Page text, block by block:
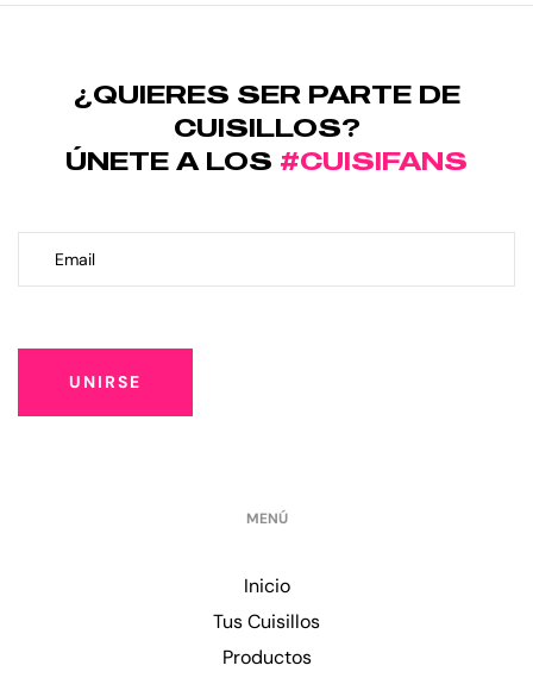
¿QUIERES SER PARTE DE
CUISILLOS?
ÚNETE A LOS #CUISIFANS
UNIRSE
MENÚ
Inicio
Tus Cuisillos
Productos